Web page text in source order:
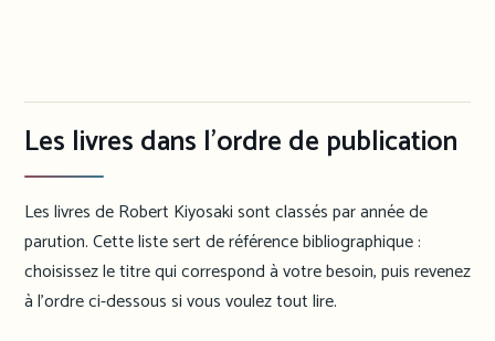
Les livres dans l’ordre de publication
Les livres de Robert Kiyosaki sont classés par année de
parution. Cette liste sert de référence bibliographique :
choisissez le titre qui correspond à votre besoin, puis revenez
à l’ordre ci-dessous si vous voulez tout lire.